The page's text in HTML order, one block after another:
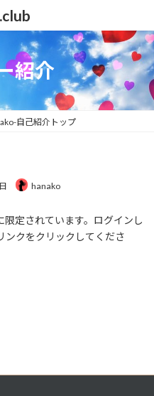
紹介
自己紹介トップ
hanako
定されています。ログインし
ンクをクリックしてくださ